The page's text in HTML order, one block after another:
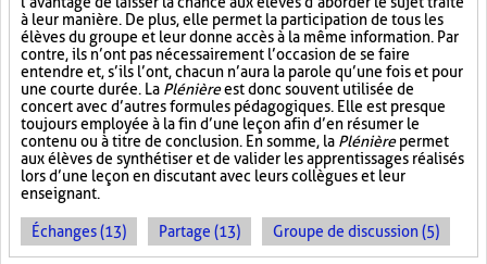
à leur manière. De plus, elle permet la participation de tous les
élèves du groupe et leur donne accès à la même information. Par
contre, ils n’ont pas nécessairement l’occasion de se faire
entendre et, s’ils l’ont, chacun n’aura la parole qu’une fois et pour
une courte durée. La Plénièreest donc souvent utilisée de
concert avec d’autres formules pédagogiques. Elle est presque
toujours employée à la fin d’une leçon afin d’en résumer le
contenu ou à titre de conclusion. En somme, la Plénièrepermet
aux élèves de synthétiser et de valider les apprentissages réalisés
lors d’une leçon en discutant avec leurs collègues et leur
enseignant.
Échanges (13) Partage (13) Groupe de discussion (5)